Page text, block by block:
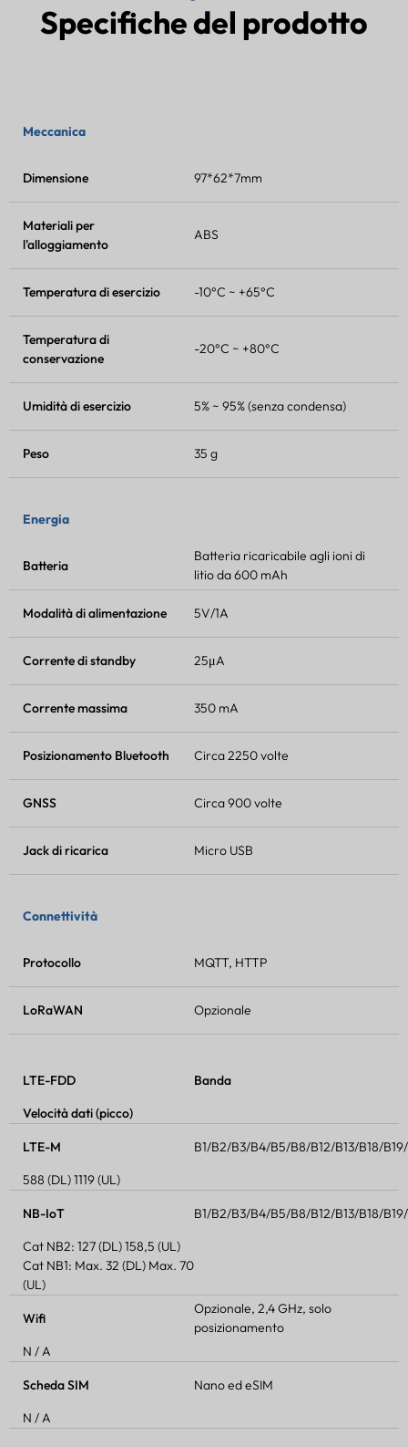
Specifiche del prodotto
Meccanica
Dimensione 97*62*7mm
Materiali per
l'alloggiamento
ABS
Temperatura di esercizio -10°C ~ +65°C
Temperatura di
conservazione
-20°C ~ +80°C
Umidità di esercizio 5% ~ 95% (senza condensa)
Peso 35 g
Energia
Batteria
Batteria ricaricabile agli ioni di
litio da 600 mAh
Modalità di alimentazione 5V/1A
Corrente di standby 25μA
Corrente massima 350 mA
Posizionamento Bluetooth Circa 2250 volte
GNSS Circa 900 volte
Jack di ricarica Micro USB
Connettività
Protocollo MQTT, HTTP
LoRaWAN Opzionale
LTE-FDD
Banda
Velocità dati (picco)
LTE-M
B1/B2/B3/B4/B5/B8/B12/B13/B18/
588 (DL) 1119 (UL)
NB-IoT
B1/B2/B3/B4/B5/B8/B12/B13/B18/
Cat NB2: 127 (DL) 158,5 (UL)
Cat NB1: Max. 32 (DL) Max. 70
(UL)
Wifi
Opzionale, 2,4 GHz, solo
posizionamento
N / A
Scheda SIM
Nano ed eSIM
N / A